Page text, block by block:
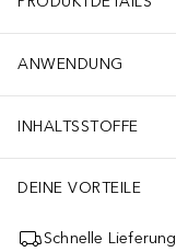
ANWENDUNG
INHALTSSTOFFE
DEINE VORTEILE
Schnelle